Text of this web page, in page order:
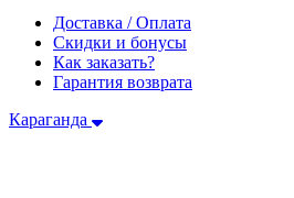
Доставка / Оплата
Скидки и бонусы
Как заказать?
Гарантия возврата
Караганда